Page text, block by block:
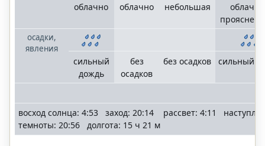
осадки,
явления
облачно
сильный
дождь
облачно
без
осадков
небольшая
без осадков сильный
восход солнца: 4:53 заход: 20:14 рассвет: 4:11
темноты: 20:56 долгота: 15 ч 21 м